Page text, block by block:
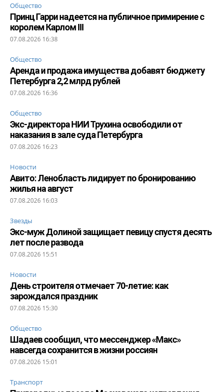
Общество
Принц Гарри надеется на публичное примирение с
королем Карлом III
07.08.2026 16:38
Общество
Аренда и продажа имущества добавят бюджету
Петербурга 2,2 млрд рублей
07.08.2026 16:36
Общество
Экс-директора НИИ Трухина освободили от
наказания в зале суда Петербурга
07.08.2026 16:23
Новости
Авито: Ленобласть лидирует по бронированию
жилья на август
07.08.2026 16:03
Звезды
Экс-муж Долиной защищает певицу спустя десять
лет после развода
07.08.2026 15:51
Новости
День строителя отмечает 70-летие: как
зарождался праздник
07.08.2026 15:30
Общество
Шадаев сообщил, что мессенджер «Макс»
навсегда сохранится в жизни россиян
07.08.2026 15:01
Транспорт